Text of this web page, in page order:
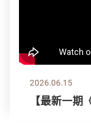
2026.06.15
【最新一期